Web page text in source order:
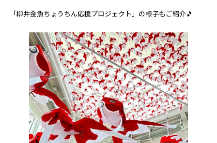
「柳井金魚ちょうちん応援プロジェクト」の様子もご紹介🎵